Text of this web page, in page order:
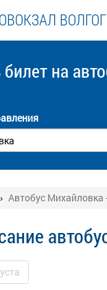
билет на
Автобус Михайловка